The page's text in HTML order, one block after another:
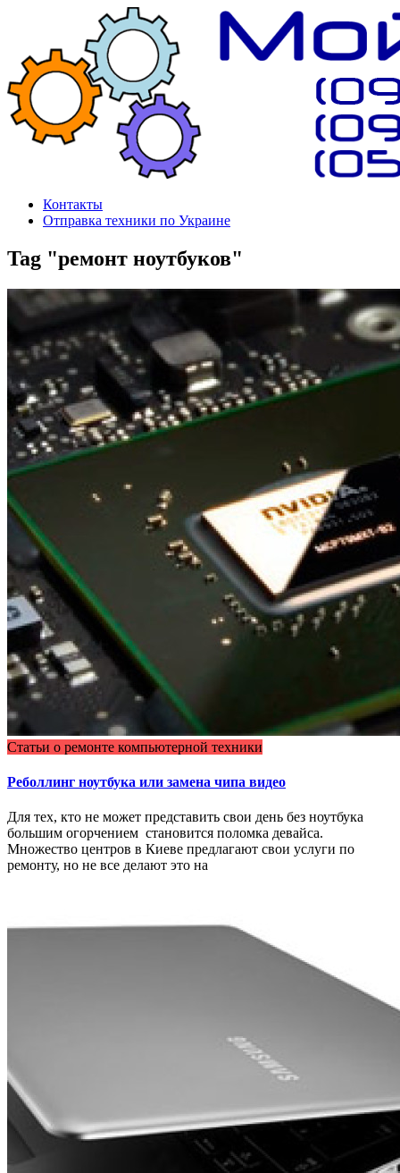
Контакты
Отправка техники по Украине
Tag "ремонт ноутбуков"
Статьи о ремонте компьютерной техники
Реболлинг ноутбука или замена чипа видео
Для тех, кто не может представить свои день без ноутбука
большим огорчением становится поломка девайса.
Множество центров в Киеве предлагают свои услуги по
ремонту, но не все делают это на